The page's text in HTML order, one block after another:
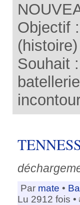
Objectif
Souhait
Par mate •
Lu 2912 fois •